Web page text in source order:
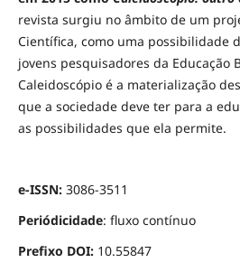
revista surgiu no âmbito de um
Científica, como uma possibilidade
jovens pesquisadores da Educação
Caleidoscópio é a materialização
que a sociedade deve ter para a
as possibilidades que ela permite.
e-ISSN:3086-3511
Periódicidade: fluxo contínuo
Prefixo DOI:10.55847